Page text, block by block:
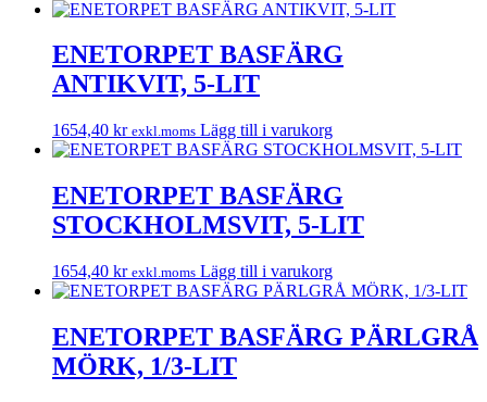
ENETORPET BASFÄRG
ANTIKVIT, 5-LIT
1654,40 kr exkl.moms Lägg till i varukorg
ENETORPET BASFÄRG
STOCKHOLMSVIT, 5-LIT
1654,40 kr exkl.moms Lägg till i varukorg
ENETORPET BASFÄRG PÄRLGRÅ
MÖRK, 1/3-LIT